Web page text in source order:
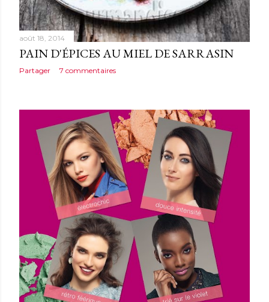
août 18, 2014
PAIN D'ÉPICES AU MIEL DE SARRASIN
Partager 7 commentaires